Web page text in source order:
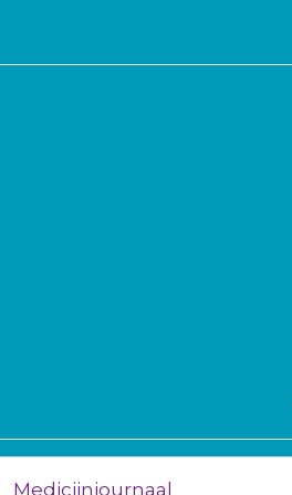
Medicijnjournaal